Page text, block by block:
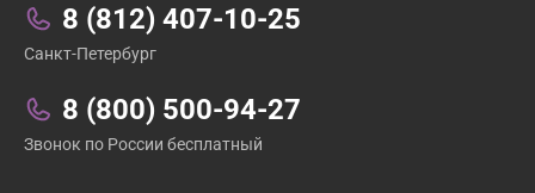
Связаться с нами:
8 (812) 407-10-25
Санкт-Петербург
8 (800) 500-94-27
Звонок по России бесплатный